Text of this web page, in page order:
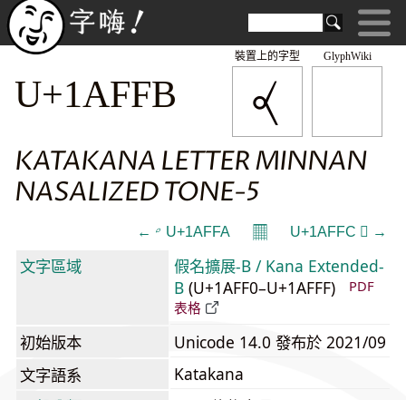
GlyphWiki
𚿻
裝置上的字型
U+1AFFB
KATAKANA LETTER MINNAN
NASALIZED TONE-5
← 𚿺 U+1AFFA 𝄜 U+1AFFC 𚿼 →
文字區域
假名擴展-B / Kana Extended-
B (U+1AFF0–U+1AFFF)
PDF
表格
初始版本
Unicode 14.0 發布於 2021/09
文字語系
Katakana